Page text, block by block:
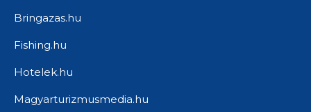
Bringazas.hu
Fishing.hu
Hotelek.hu
Magyarturizmusmedia.hu